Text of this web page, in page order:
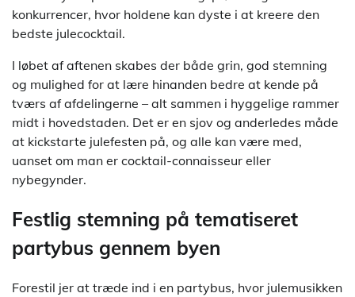
konkurrencer, hvor holdene kan dyste i at kreere den
bedste julecocktail.
I løbet af aftenen skabes der både grin, god stemning
og mulighed for at lære hinanden bedre at kende på
tværs af afdelingerne – alt sammen i hyggelige rammer
midt i hovedstaden. Det er en sjov og anderledes måde
at kickstarte julefesten på, og alle kan være med,
uanset om man er cocktail-connaisseur eller
nybegynder.
Festlig stemning på tematiseret
partybus gennem byen
Forestil jer at træde ind i en partybus, hvor julemusikken